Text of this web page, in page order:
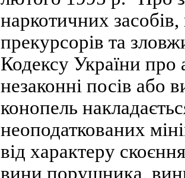
наркотичних
прекурсорів та
Кодексу України про
незаконні посів або
конопель
неоподаткованих
від характеру
вини порушника,